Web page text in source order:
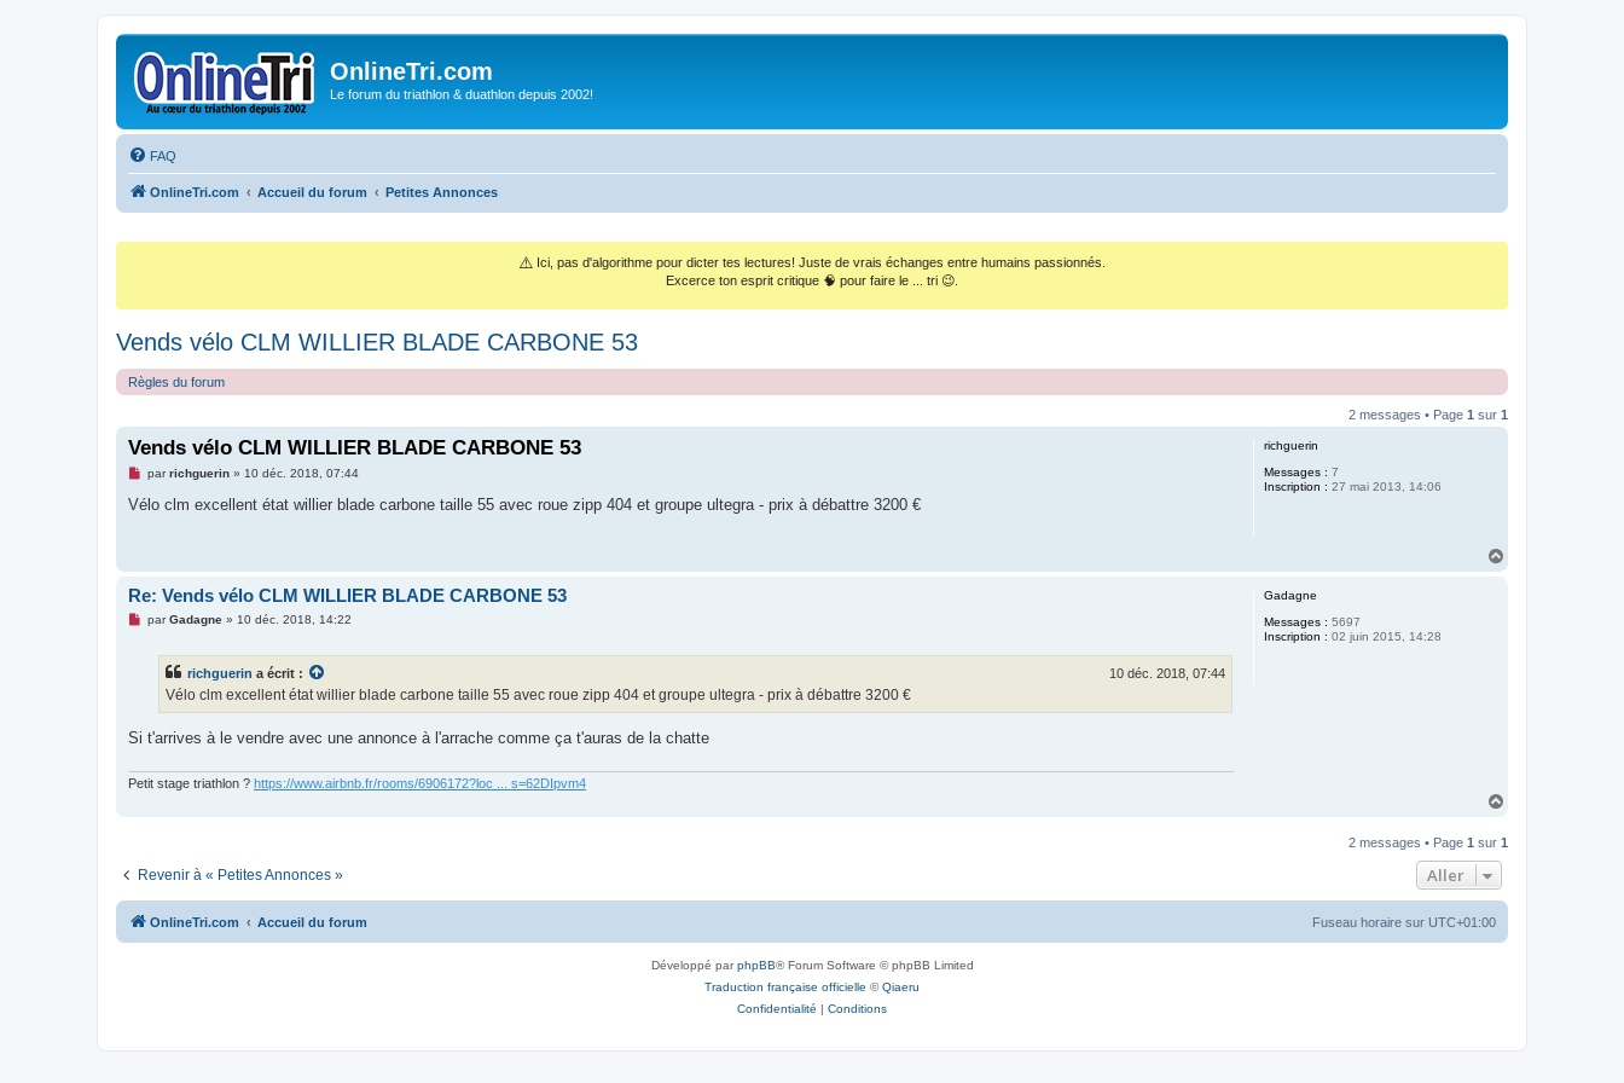
OnlineTri.com
Le forum du triathlon & duathlon depuis 2002!
FAQ
OnlineTri.com Accueil du forum Petites Annonces
⚠️ Ici, pas d'algorithme pour dicter tes lectures! Juste de vrais échanges entre humains passionnés.
Excerce ton esprit critique 🧠 pour faire le ... tri 😉.
Vends vélo CLM WILLIER BLADE CARBONE 53
Règles du forum
2 messages • Page 1 sur 1
richguerin
Messages : 7
Inscription : 27 mai 2013, 14:06
Vends vélo CLM WILLIER BLADE CARBONE 53
M
s
n
n
parrichguerin» 10 déc. 2018, 07:44
Vélo clm excellent état willier blade carbone taille 55 avec roue zipp 404 et groupe ultegra - prix à débattre 3200 €
Gadagne
Messages : 5697
Inscription : 02 juin 2015, 14:28
Re: Vends vélo CLM WILLIER BLADE CARBONE 53
M
o
u
parGadagne» 10 déc. 2018, 14:22
richguerin a écrit : 10 déc. 2018, 07:44
Vélo clm excellent état willier blade carbone taille 55 avec roue zipp 404 et groupe ultegra - prix à débattre 3200 €
Si t'arrives à le vendre avec une annonce à l'arrache comme ça t'auras de la chatte
Petit stage triathlon ? https://www.airbnb.fr/rooms/6906172?loc ... s=62DIpvm4
t
2 messages • Page 1 sur 1
Revenir à « Petites Annonces » Aller
OnlineTri.com Accueil du forum Fuseau horaire sur UTC+01:00
Développé parphpBB® Forum Software © phpBB Limited
Traduction française officielle ©Qiaeru
Confidentialité | Conditions